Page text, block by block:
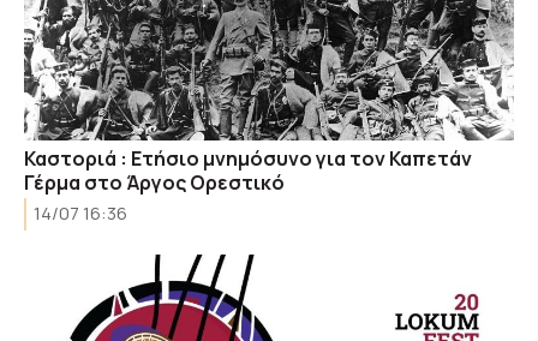
Καστοριά : Ετήσιο μνημόσυνο για τον Καπετάν
Γέρμα στο Άργος Ορεστικό
14/07 16:36